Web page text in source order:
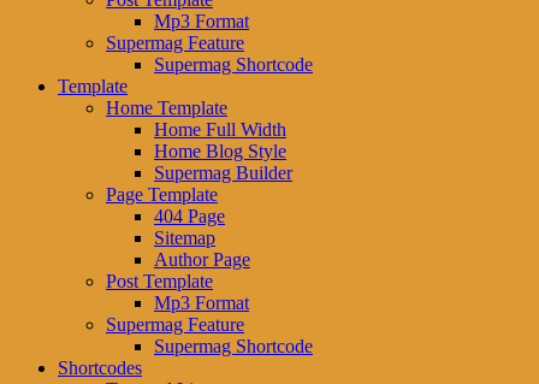
Mp3 Format
Supermag Feature
Supermag Shortcode
Template
Home Template
Home Full Width
Home Blog Style
Supermag Builder
Page Template
404 Page
Sitemap
Author Page
Post Template
Mp3 Format
Supermag Feature
Supermag Shortcode
Shortcodes